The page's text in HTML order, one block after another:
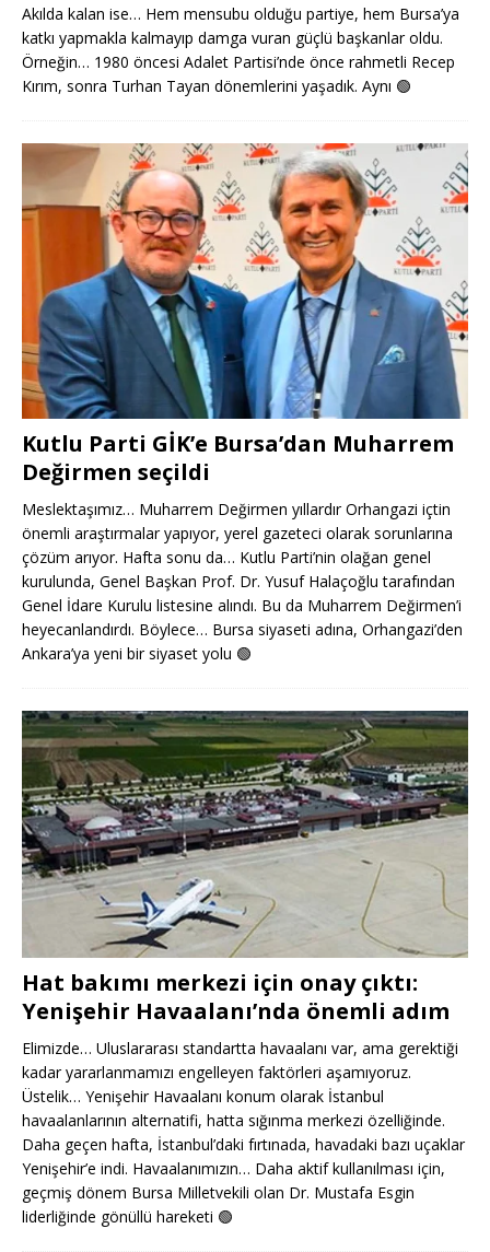
Akılda kalan ise… Hem mensubu olduğu partiye, hem Bursa’ya
katkı yapmakla kalmayıp damga vuran güçlü başkanlar oldu.
Örneğin… 1980 öncesi Adalet Partisi’nde önce rahmetli Recep
Kırım, sonra Turhan Tayan dönemlerini yaşadık. Aynı 🟢
Kutlu Parti GİK’e Bursa’dan Muharrem
Değirmen seçildi
Meslektaşımız… Muharrem Değirmen yıllardır Orhangazi içtin
önemli araştırmalar yapıyor, yerel gazeteci olarak sorunlarına
çözüm arıyor. Hafta sonu da… Kutlu Parti’nin olağan genel
kurulunda, Genel Başkan Prof. Dr. Yusuf Halaçoğlu tarafından
Genel İdare Kurulu listesine alındı. Bu da Muharrem Değirmen’i
heyecanlandırdı. Böylece… Bursa siyaseti adına, Orhangazi’den
Ankara’ya yeni bir siyaset yolu 🟢
Hat bakımı merkezi için onay çıktı:
Yenişehir Havaalanı’nda önemli adım
Elimizde… Uluslararası standartta havaalanı var, ama gerektiği
kadar yararlanmamızı engelleyen faktörleri aşamıyoruz.
Üstelik… Yenişehir Havaalanı konum olarak İstanbul
havaalanlarının alternatifi, hatta sığınma merkezi özelliğinde.
Daha geçen hafta, İstanbul’daki fırtınada, havadaki bazı uçaklar
Yenişehir’e indi. Havaalanımızın… Daha aktif kullanılması için,
geçmiş dönem Bursa Milletvekili olan Dr. Mustafa Esgin
liderliğinde gönüllü hareketi 🟢